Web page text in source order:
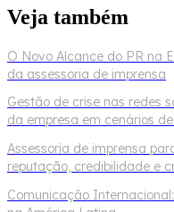
Veja também
O Novo Alcance do PR na
da assessoria de imprensa
Gestão de crise nas redes
da empresa em cenários
Assessoria de imprensa
reputação, credibilidade e
Comunicação